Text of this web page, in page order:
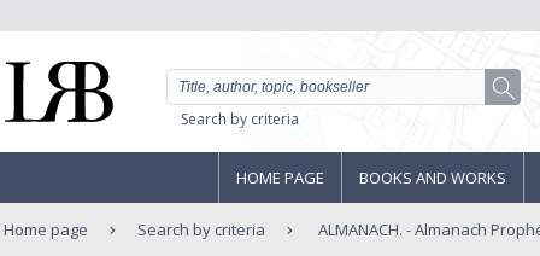
Search by criteria
HOME PAGE BOOKS AND WORKS
Home page Search by criteria ALMANACH. - Almanach